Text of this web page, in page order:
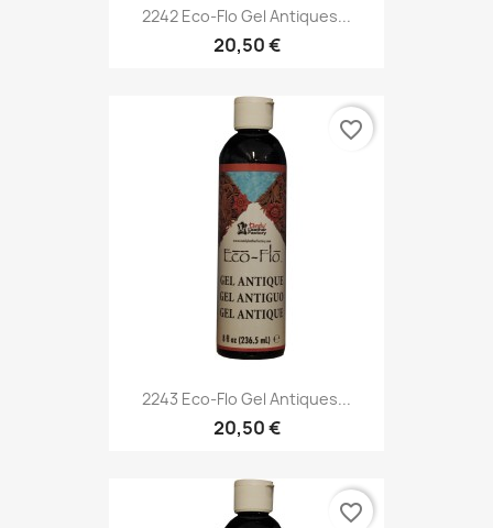
2242 Eco-Flo Gel Antiques...
20,50 €
2243 Eco-Flo Gel Antiques...
20,50 €
favorite_border
favorite_border